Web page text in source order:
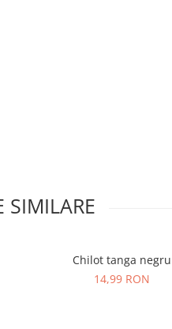
SIMILARE
Chilot tanga negru
14,99 RON